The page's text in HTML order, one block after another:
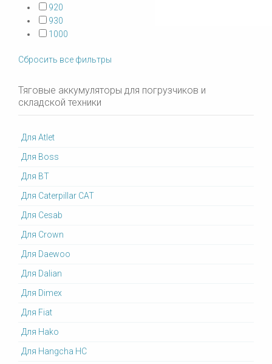
920
930
1000
Сбросить все фильтры
Тяговые аккумуляторы для погрузчиков и
складской техники
Для Atlet
Для Boss
Для BT
Для Caterpillar CAT
Для Cesab
Для Crown
Для Daewoo
Для Dalian
Для Dimex
Для Fiat
Для Hako
Для Hangcha HC